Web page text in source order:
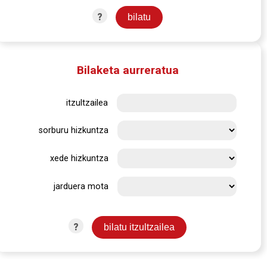
?
Bilaketa aurreratua
itzultzailea
sorburu hizkuntza
xede hizkuntza
jarduera mota
?